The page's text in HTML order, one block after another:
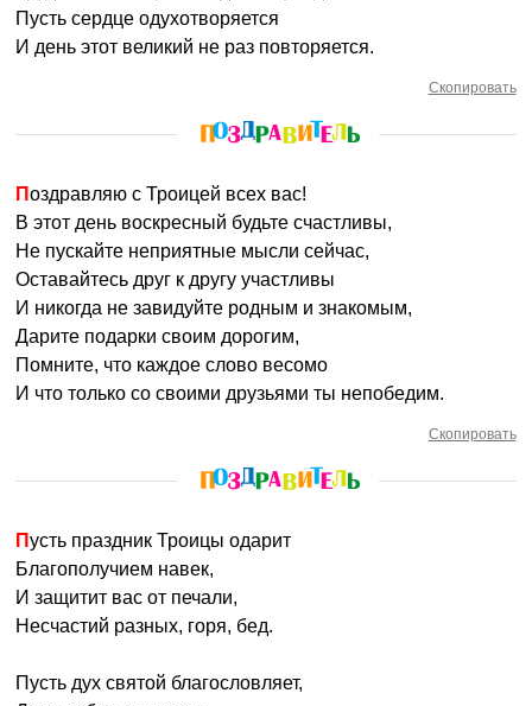
Пусть сердце одухотворяется
И день этот великий не раз повторяется.
Скопировать
Поздравляю с Троицей всех вас!
В этот день воскресный будьте счастливы,
Не пускайте неприятные мысли сейчас,
Оставайтесь друг к другу участливы
И никогда не завидуйте родным и знакомым,
Дарите подарки своим дорогим,
Помните, что каждое слово весомо
И что только со своими друзьями ты непобедим.
Скопировать
Пусть праздник Троицы одарит
Благополучием навек,
И защитит вас от печали,
Несчастий разных, горя, бед.
Пусть дух святой благословляет,